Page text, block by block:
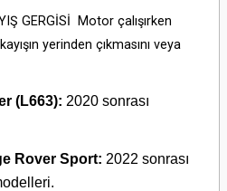
GERGİSİ Motor çalışırken
yerinden çıkmasını veya
(L663): 2020 sonrası
Rover Sport: 2022 sonrası